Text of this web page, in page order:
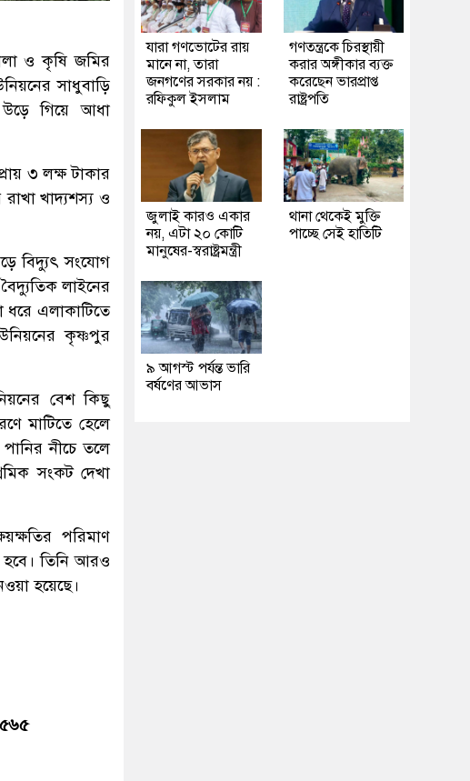
ও কৃষি জমির
সাধুবাড়ি
গিয়ে আধা
৩ লক্ষ টাকার
খাদ্যশস্য ও
বিদ্যুৎ সংযোগ
বৈদ্যুতিক লাইনের
ধরে এলাকাটিতে
কৃষ্ণপুর
বেশ কিছু
মাটিতে হেলে
নীচে তলে
সংকট দেখা
পরিমাণ
হবে। তিনি আরও
হয়েছে।
যারা গণভোটের রায়
মানে না, তারা
জনগণের সরকার নয় :
রফিকুল ইসলাম
গণতন্ত্রকে চিরস্থায়ী
করার অঙ্গীকার ব্যক্ত
করেছেন ভারপ্রাপ্ত
রাষ্ট্রপতি
জুলাই কারও একার
নয়, এটা ২০ কোটি
মানুষের-স্বরাষ্ট্রমন্ত্রী
থানা থেকেই মুক্তি
পাচ্ছে সেই হাতিটি
৯ আগস্ট পর্যন্ত ভারি
বর্ষণের আভাস